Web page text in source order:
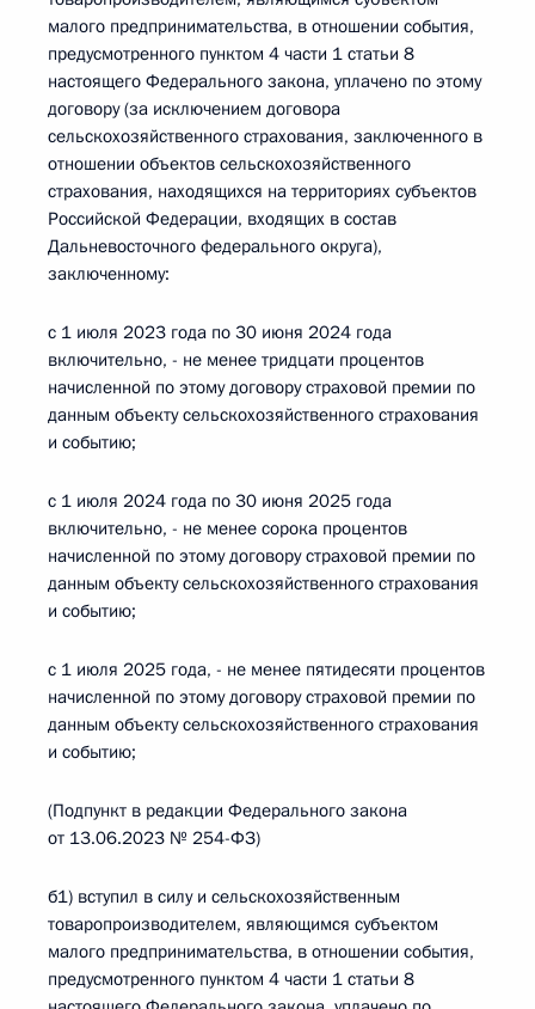
малого предпринимательства, в отношении события,
предусмотренного пунктом 4 части 1 статьи 8
настоящего Федерального закона, уплачено по этому
договору (за исключением договора
сельскохозяйственного страхования, заключенного в
отношении объектов сельскохозяйственного
страхования, находящихся на территориях субъектов
Российской Федерации, входящих в состав
Дальневосточного федерального округа),
заключенному:
с 1 июля 2023 года по 30 июня 2024 года
включительно, - не менее тридцати процентов
начисленной по этому договору страховой премии по
данным объекту сельскохозяйственного страхования
и событию;
с 1 июля 2024 года по 30 июня 2025 года
включительно, - не менее сорока процентов
начисленной по этому договору страховой премии по
данным объекту сельскохозяйственного страхования
и событию;
с 1 июля 2025 года, - не менее пятидесяти процентов
начисленной по этому договору страховой премии по
данным объекту сельскохозяйственного страхования
и событию;
(Подпункт в редакции Федерального закона
от 13.06.2023 № 254-ФЗ)
б1) вступил в силу и сельскохозяйственным
товаропроизводителем, являющимся субъектом
малого предпринимательства, в отношении события,
предусмотренного пунктом 4 части 1 статьи 8